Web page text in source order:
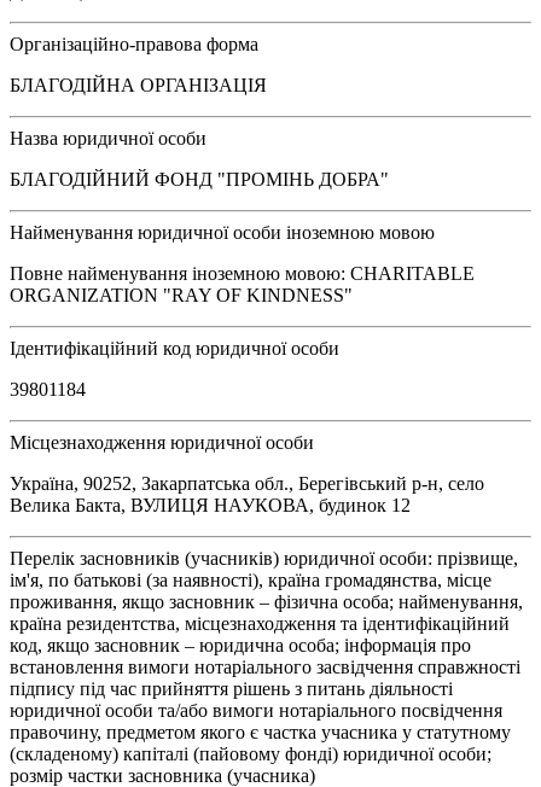
Організаційно-правова форма
БЛАГОДІЙНА ОРГАНІЗАЦІЯ
Назва юридичної особи
БЛАГОДІЙНИЙ ФОНД "ПРОМІНЬ ДОБРА"
Найменування юридичної особи іноземною мовою
Повне найменування іноземною мовою: CHARITABLE
ORGANIZATION "RAY OF KINDNESS"
Ідентифікаційний код юридичної особи
39801184
Місцезнаходження юридичної особи
Україна, 90252, Закарпатська обл., Берегівський р-н, село
Велика Бакта, ВУЛИЦЯ НАУКОВА, будинок 12
Перелік засновників (учасників) юридичної особи: прізвище,
ім'я, по батькові (за наявності), країна громадянства, місце
проживання, якщо засновник – фізична особа; найменування,
країна резидентства, місцезнаходження та ідентифікаційний
код, якщо засновник – юридична особа; інформація про
встановлення вимоги нотаріального засвідчення справжності
підпису під час прийняття рішень з питань діяльності
юридичної особи та/або вимоги нотаріального посвідчення
правочину, предметом якого є частка учасника у статутному
(складеному) капіталі (пайовому фонді) юридичної особи;
розмір частки засновника (учасника)